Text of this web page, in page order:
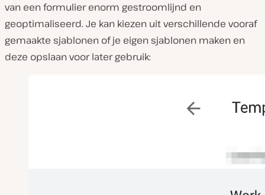
van een formulier enorm gestroomlijnd en
geoptimaliseerd. Je kan kiezen uit verschillende vooraf
gemaakte sjablonen of je eigen sjablonen maken en
deze opslaan voor later gebruik: